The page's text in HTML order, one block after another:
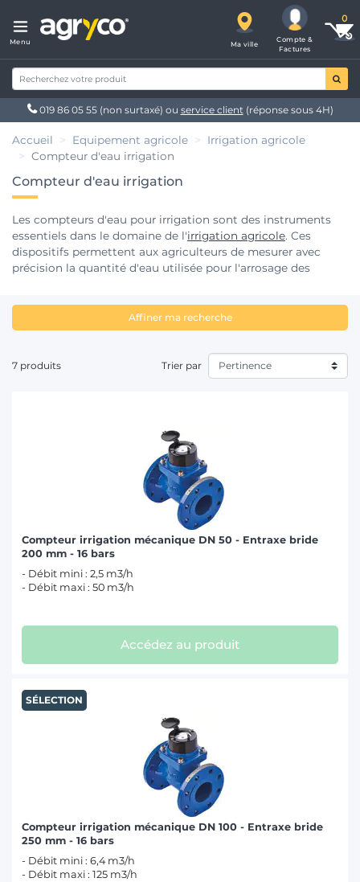
Menu Ma ville
Compte &
Factures
019 86 05 55 (non surtaxé) ou service client(réponse sous 4H)
Accueil Equipement agricole
Irrigation agricole
Compteur d'eau irrigation
Compteur d'eau irrigation
Les compteurs d'eau pour irrigation sont des instruments
essentiels dans le domaine de l'irrigation agricole. Ces
dispositifs permettent aux agriculteurs de mesurer avec
précision la quantité d'eau utilisée pour l'arrosage des
gamme complète de compteurs d'eau adaptés aux besoins
spécifiques de l'irrigation, aux côtés d'autres équipements
goutteurs
enrouleurs agricoles , lesfiltres, les
, les
vannes d'irrigation.
Affiner ma recherche
7 produits Trier par
Compteur irrigation mécanique DN 50 - Entraxe bride
200 mm - 16 bars
- Débit mini : 2,5 m3/h
- Débit maxi : 50 m3/h
Accédez au produit
SÉLECTION
Compteur irrigation mécanique DN 100 - Entraxe bride
250 mm - 16 bars
- Débit mini : 6,4 m3/h
- Débit maxi : 125 m3/h